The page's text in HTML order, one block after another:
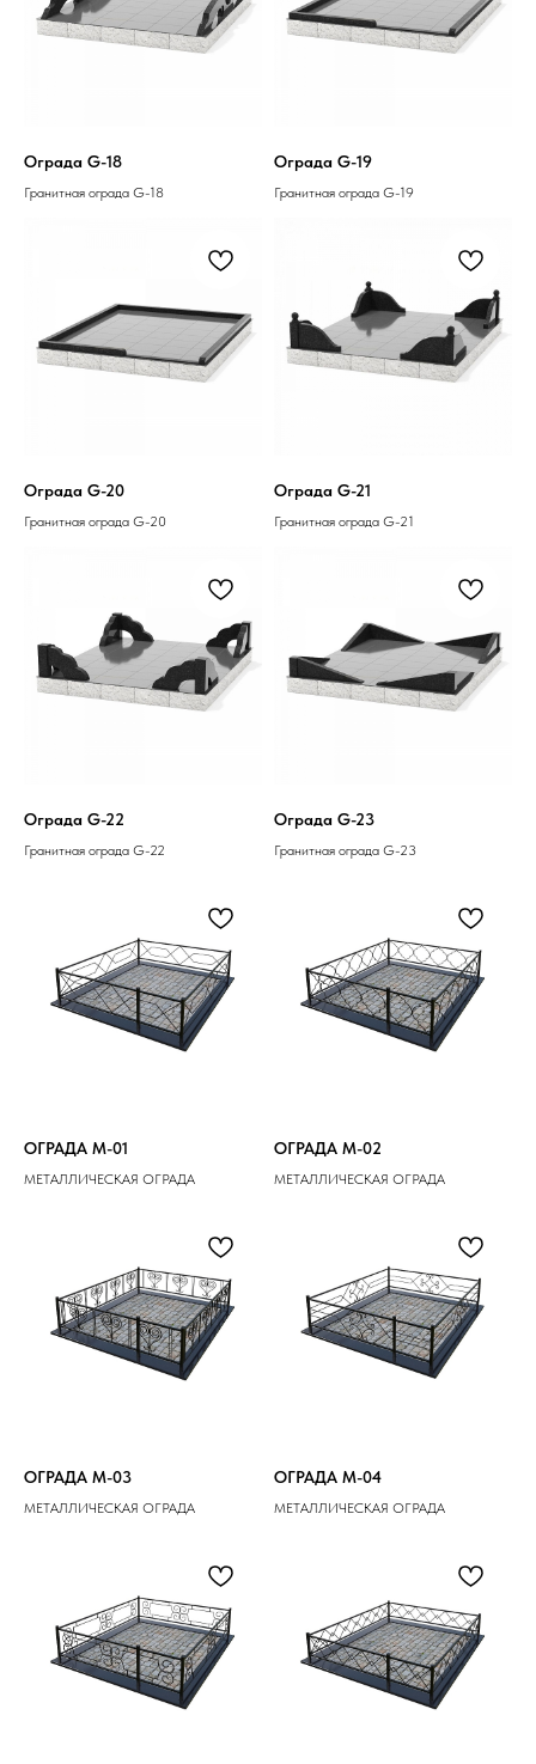
Ограда G-18
Гранитная ограда G-18
Ограда G-19
Гранитная ограда G-19
Ограда G-20
Гранитная ограда G-20
Ограда G-21
Гранитная ограда G-21
Ограда G-22
Гранитная ограда G-22
Ограда G-23
Гранитная ограда G-23
ОГРАДА M-01
МЕТАЛЛИЧЕСКАЯ ОГРАДА
ОГРАДА M-02
МЕТАЛЛИЧЕСКАЯ ОГРАДА
ОГРАДА M-03
МЕТАЛЛИЧЕСКАЯ ОГРАДА
ОГРАДА M-04
МЕТАЛЛИЧЕСКАЯ ОГРАДА